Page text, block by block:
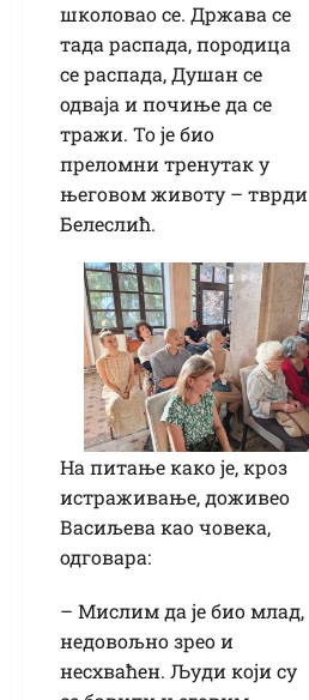
школовао се. Држава се
тада распада, породица
се распада, Душан се
одваја и почиње да се
тражи. То је био
преломни тренутак у
његовом животу – тврди
Белеслић.
На питање како је, кроз
истраживање, доживео
Васиљева као човека,
одговара:
– Мислим да је био млад,
недовољно зрео и
несхваћен. Људи који су